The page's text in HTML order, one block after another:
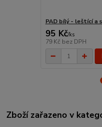
PAD bílý - leštící a
95 Kč/ks
79 Kč bez DPH
Zboží zařazeno v